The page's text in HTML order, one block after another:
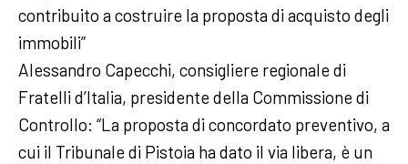
contribuito a costruire la proposta di acquisto degli
immobili”
Alessandro Capecchi, consigliere regionale di
Fratelli d’Italia, presidente della Commissione di
Controllo: “La proposta di concordato preventivo, a
cui il Tribunale di Pistoia ha dato il via libera, è un